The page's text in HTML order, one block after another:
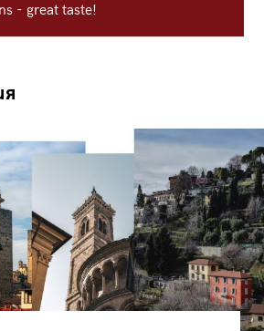
- great taste!